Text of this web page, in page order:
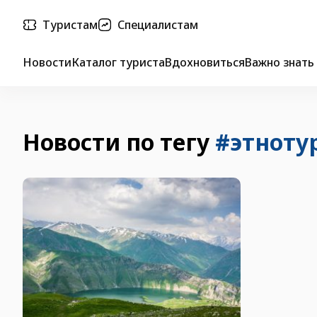
Туристам Специалистам
НовостиКаталог туристаВдохновитьсяВажно знать
Новости по тегу